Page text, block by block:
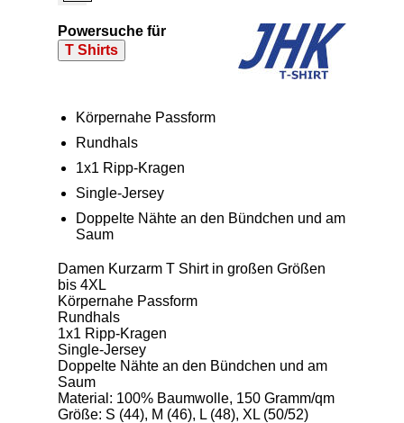
Powersuche für
T Shirts
Körpernahe Passform
Rundhals
1x1 Ripp-Kragen
Single-Jersey
Doppelte Nähte an den Bündchen und am
Saum
Damen Kurzarm T Shirt in großen Größen
bis 4XL
Körpernahe Passform
Rundhals
1x1 Ripp-Kragen
Single-Jersey
Doppelte Nähte an den Bündchen und am
Saum
Material: 100% Baumwolle, 150 Gramm/qm
Größe: S (44), M (46), L (48), XL (50/52)